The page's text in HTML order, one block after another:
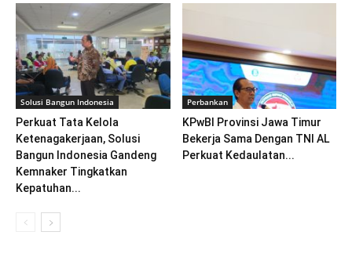
Solusi Bangun Indonesia
Perkuat Tata Kelola
Ketenagakerjaan, Solusi
Bangun Indonesia Gandeng
Kemnaker Tingkatkan
Kepatuhan...
Perbankan
KPwBI Provinsi Jawa Timur
Bekerja Sama Dengan TNI AL
Perkuat Kedaulatan...